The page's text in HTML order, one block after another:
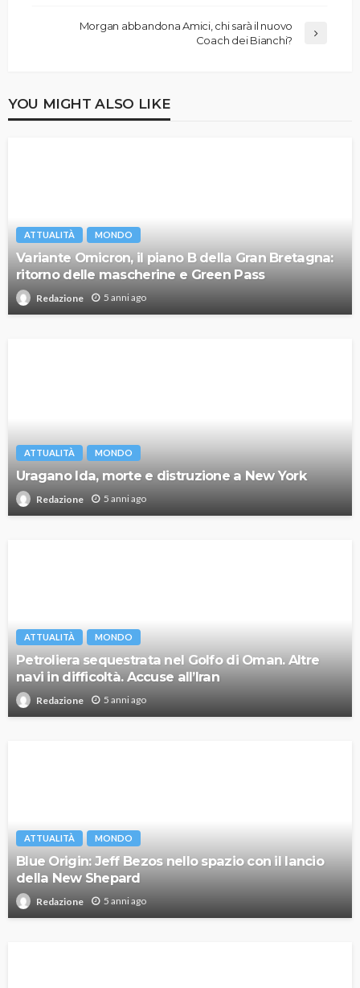
Morgan abbandona Amici, chi sarà il nuovo
Coach dei Bianchi?
YOU MIGHT ALSO LIKE
ATTUALITÀ MONDO
Variante Omicron, il piano B della Gran Bretagna:
ritorno delle mascherine e Green Pass
Redazione 5 anni ago
ATTUALITÀ MONDO
Uragano Ida, morte e distruzione a New York
Redazione 5 anni ago
ATTUALITÀ MONDO
Petroliera sequestrata nel Golfo di Oman. Altre
navi in difficoltà. Accuse all’Iran
Redazione 5 anni ago
ATTUALITÀ MONDO
Blue Origin: Jeff Bezos nello spazio con il lancio
della New Shepard
Redazione 5 anni ago